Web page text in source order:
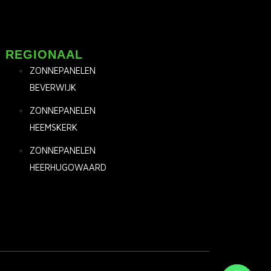
REGIONAAL
ZONNEPANELEN
BEVERWIJK
ZONNEPANELEN
HEEMSKERK
ZONNEPANELEN
HEERHUGOWAARD